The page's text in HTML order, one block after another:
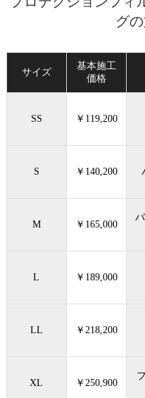
グ
サイズ
基本施工
価格
SS ￥119,200
S ￥140,200
M ￥165,000
L ￥189,000
LL ￥218,200
XL ￥250,900